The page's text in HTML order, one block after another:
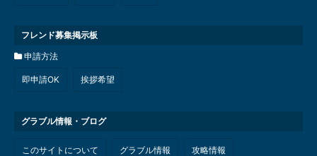
フレンド募集掲示板
申請方法
即申請OK 挨拶希望
グラブル情報・ブログ
このサイトについて グラブル情報 攻略情報